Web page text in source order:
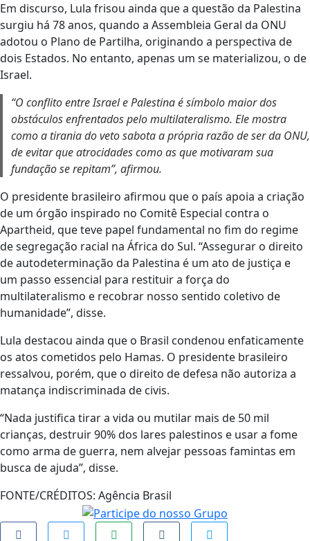
Em discurso, Lula frisou ainda que a questão da Palestina
surgiu há 78 anos, quando a Assembleia Geral da ONU
adotou o Plano de Partilha, originando a perspectiva de
dois Estados. No entanto, apenas um se materializou, o de
Israel.
“O conflito entre Israel e Palestina é símbolo maior dos
obstáculos enfrentados pelo multilateralismo. Ele mostra
como a tirania do veto sabota a própria razão de ser da ONU,
de evitar que atrocidades como as que motivaram sua
fundação se repitam”, afirmou.
O presidente brasileiro afirmou que o país apoia a criação
de um órgão inspirado no Comitê Especial contra o
Apartheid, que teve papel fundamental no fim do regime
de segregação racial na África do Sul. “Assegurar o direito
de autodeterminação da Palestina é um ato de justiça e
um passo essencial para restituir a força do
multilateralismo e recobrar nosso sentido coletivo de
humanidade”, disse.
Lula destacou ainda que o Brasil condenou enfaticamente
os atos cometidos pelo Hamas. O presidente brasileiro
ressalvou, porém, que o direito de defesa não autoriza a
matança indiscriminada de civis.
“Nada justifica tirar a vida ou mutilar mais de 50 mil
crianças, destruir 90% dos lares palestinos e usar a fome
como arma de guerra, nem alvejar pessoas famintas em
busca de ajuda”, disse.
FONTE/CRÉDITOS: Agência Brasil